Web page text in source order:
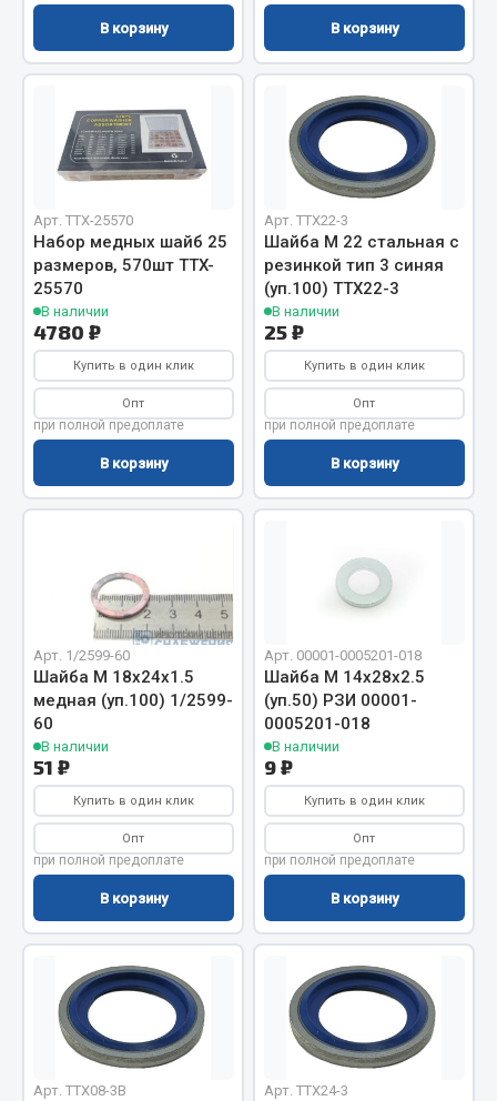
Весь раздел
Цепи подъёмные
Весь раздел
РТИ
Кольца уплотнительные
Лента конвейерная
Манжеты
Паронит
Патрубки
Прокладки
Рукава высокого давления
Показать ещё
Автомобильная электрика
Автолампы
Блоки реле и предохранителей
Вилки нагрузочные
Выключатели и переключатели клавишные
Выключатели кнопочные
Выключатель массы
Изолента
Показать ещё
Запчасти на полуприцепы
В корзину В корзину
Арт. TTX-25570
Набор медных шайб 25
размеров, 570шт TTX-
25570
В наличии
4780 ₽
Купить в один клик
Опт
при полной предоплате
В корзину
Арт. TTX22-3
Шайба М 22 стальная с
резинкой тип 3 синяя
(уп.100) TTX22-3
В наличии
25 ₽
Купить в один клик
Опт
при полной предоплате
В корзину
Арт. 1/2599-60
Шайба М 18х24х1.5
медная (уп.100) 1/2599-
60
В наличии
51 ₽
Купить в один клик
Опт
при полной предоплате
В корзину
Арт. 00001-0005201-018
Шайба М 14х28х2.5
(уп.50) РЗИ 00001-
0005201-018
В наличии
9 ₽
Купить в один клик
Опт
при полной предоплате
В корзину
Арт. TTX08-3B Арт. TTX24-3